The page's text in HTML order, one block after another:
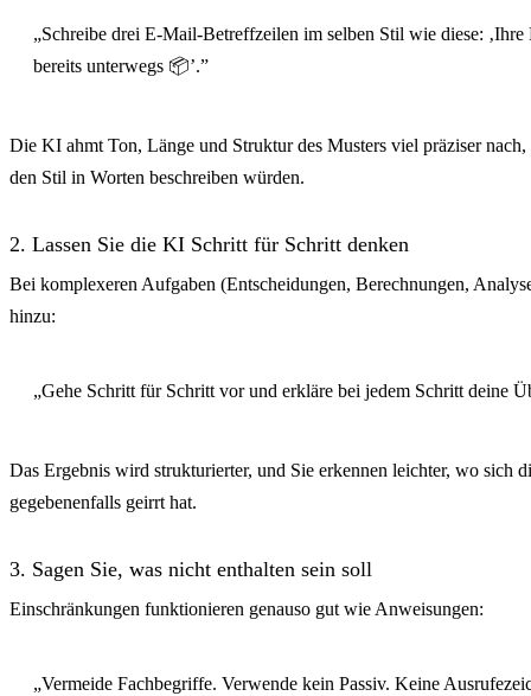
„Schreibe drei E-Mail-Betreffzeilen im selben Stil wie diese: ‚Ihre
bereits unterwegs 📦’.”
Die KI ahmt Ton, Länge und Struktur des Musters viel präziser nach,
den Stil in Worten beschreiben würden.
2. Lassen Sie die KI Schritt für Schritt denken
Bei komplexeren Aufgaben (Entscheidungen, Berechnungen,
hinzu:
„Gehe Schritt für Schritt vor und erkläre bei jedem Schritt deine
Das Ergebnis wird strukturierter, und Sie erkennen leichter, wo sich
gegebenenfalls geirrt hat.
3. Sagen Sie, was nicht enthalten sein soll
Einschränkungen funktionieren genauso gut wie Anweisungen:
„Vermeide Fachbegriffe. Verwende kein Passiv. Keine